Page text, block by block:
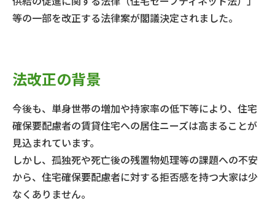
等の一部を改正する法律案が閣議決定されました。
法改正の背景
今後も、単身世帯の増加や持家率の低下等により、住宅
確保要配慮者の賃貸住宅への居住ニーズは高まることが
見込まれています。
しかし、孤独死や死亡後の残置物処理等の課題への不安
から、住宅確保要配慮者に対する拒否感を持つ大家は少
なくありません。